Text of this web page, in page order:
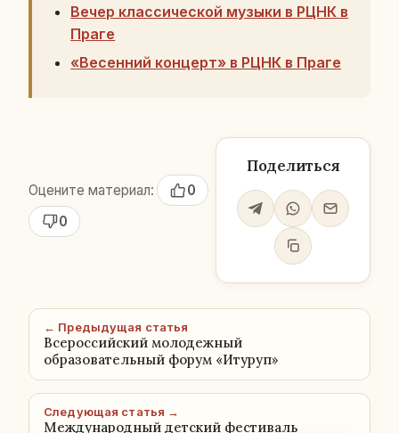
Вечер классической музыки в РЦНК в
Праге
«Весенний концерт» в РЦНК в Праге
Оцените материал:
0
0
Поделиться
← Предыдущая статья
Всероссийский молодежный
образовательный форум «Итуруп»
Следующая статья →
Международный детский фестиваль